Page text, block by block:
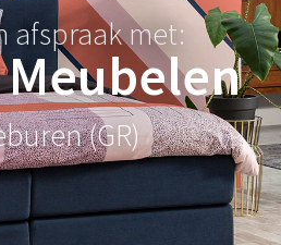
afspraak met:
(GR)